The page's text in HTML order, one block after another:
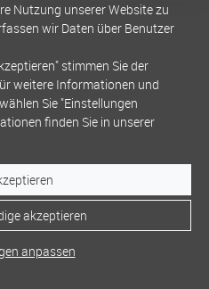
Nutzung unserer Website zu
wir Daten über Benutzer
stimmen Sie der
weitere Informationen und
Sie "Einstellungen
finden Sie in unserer
akzeptieren
anpassen